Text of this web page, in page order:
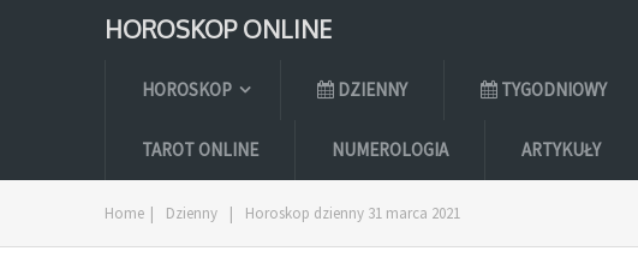
HOROSKOP ONLINE
HOROSKOP DZIENNY TYGODNIOWY
TAROT ONLINE NUMEROLOGIA ARTYKUŁY
Home | Dzienny | Horoskop dzienny 31 marca 2021